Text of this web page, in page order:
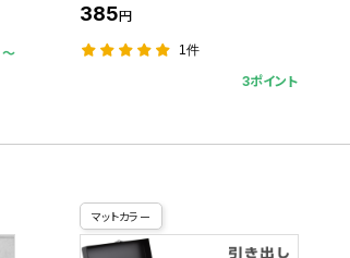
385円
1件
3ポイント
マットカラー